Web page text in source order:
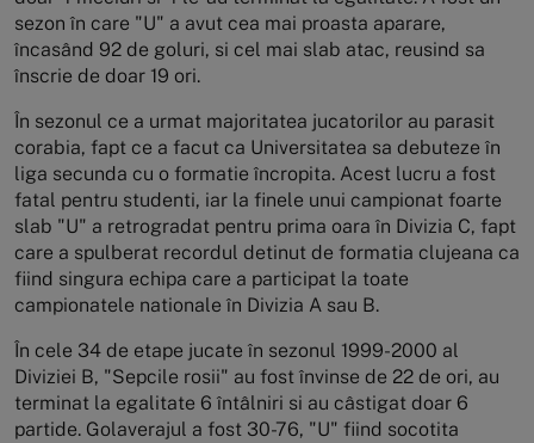
sezon în care "U" a avut cea mai proasta aparare,
încasând 92 de goluri, si cel mai slab atac, reusind sa
înscrie de doar 19 ori.
În sezonul ce a urmat majoritatea jucatorilor au parasit
corabia, fapt ce a facut ca Universitatea sa debuteze în
liga secunda cu o formatie încropita. Acest lucru a fost
fatal pentru studenti, iar la finele unui campionat foarte
slab "U" a retrogradat pentru prima oara în Divizia C, fapt
care a spulberat recordul detinut de formatia clujeana ca
fiind singura echipa care a participat la toate
campionatele nationale în Divizia A sau B.
În cele 34 de etape jucate în sezonul 1999-2000 al
Diviziei B, "Sepcile rosii" au fost învinse de 22 de ori, au
terminat la egalitate 6 întâlniri si au câstigat doar 6
partide. Golaverajul a fost 30-76, "U" fiind socotita